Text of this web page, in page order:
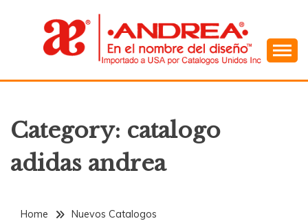
ANDREA
Category: catalogo
adidas andrea
Home
Nuevos Catalogos